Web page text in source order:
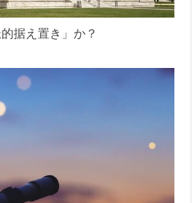
据え置き」か？